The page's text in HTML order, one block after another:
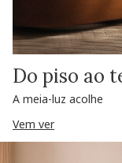
Do piso ao
A meia-luz acolhe
Vem ver